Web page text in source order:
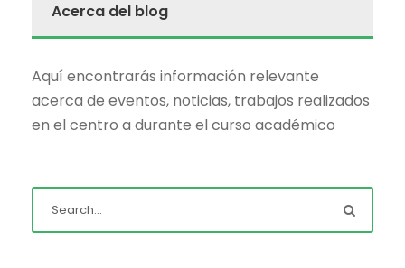
Acerca del blog
Aquí encontrarás información relevante
acerca de eventos, noticias, trabajos realizados
en el centro a durante el curso académico